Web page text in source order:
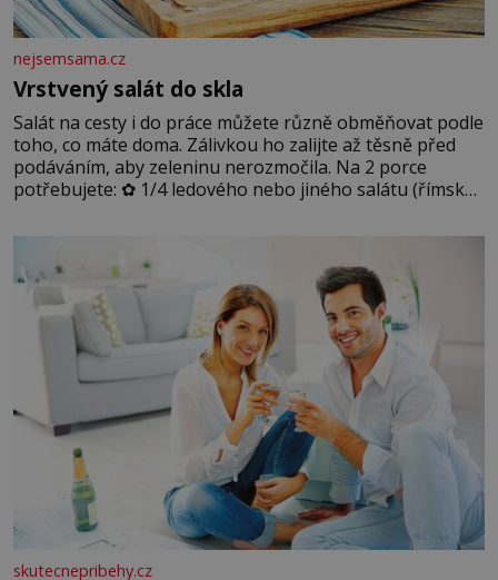
nejsemsama.cz
Vrstvený salát do skla
Salát na cesty i do práce můžete různě obměňovat podle
toho, co máte doma. Zálivkou ho zalijte až těsně před
podáváním, aby zeleninu nerozmočila. Na 2 porce
potřebujete: ✿ 1/4 ledového nebo jiného salátu (římský
okurky ✿ 2 rajčata Zálivka: ✿ 4 lžíce olivového oleje ✿ 1
lžíci citronové šťávy ✿ ½ stroužku
skutecnepribehy.cz